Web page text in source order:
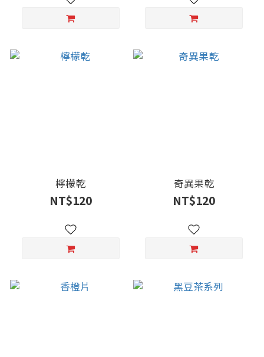
檸檬乾
NT$120
奇異果乾
NT$120